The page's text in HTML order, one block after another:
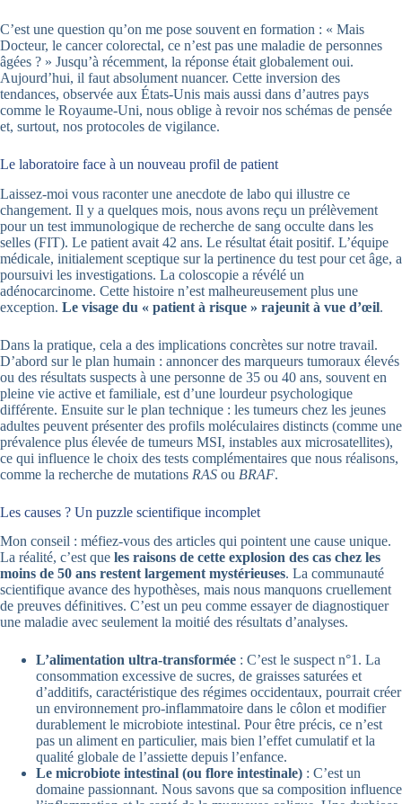
C’est une question qu’on me pose souvent en formation : « Mais
Docteur, le cancer colorectal, ce n’est pas une maladie de personnes
âgées ? » Jusqu’à récemment, la réponse était globalement oui.
Aujourd’hui, il faut absolument nuancer. Cette inversion des
tendances, observée aux États-Unis mais aussi dans d’autres pays
comme le Royaume-Uni, nous oblige à revoir nos schémas de pensée
et, surtout, nos protocoles de vigilance.
Le laboratoire face à un nouveau profil de patient
Laissez-moi vous raconter une anecdote de labo qui illustre ce
changement. Il y a quelques mois, nous avons reçu un prélèvement
pour un test immunologique de recherche de sang occulte dans les
selles (FIT). Le patient avait 42 ans. Le résultat était positif. L’équipe
médicale, initialement sceptique sur la pertinence du test pour cet âge, a
poursuivi les investigations. La coloscopie a révélé un
adénocarcinome. Cette histoire n’est malheureusement plus une
exception. Le visage du « patient à risque » rajeunit à vue d’œil.
Dans la pratique, cela a des implications concrètes sur notre travail.
D’abord sur le plan humain : annoncer des marqueurs tumoraux élevés
ou des résultats suspects à une personne de 35 ou 40 ans, souvent en
pleine vie active et familiale, est d’une lourdeur psychologique
différente. Ensuite sur le plan technique : les tumeurs chez les jeunes
adultes peuvent présenter des profils moléculaires distincts (comme une
prévalence plus élevée de tumeurs MSI, instables aux microsatellites),
ce qui influence le choix des tests complémentaires que nous réalisons,
comme la recherche de mutations RAS ou BRAF.
Les causes ? Un puzzle scientifique incomplet
Mon conseil : méfiez-vous des articles qui pointent une cause unique.
La réalité, c’est que les raisons de cette explosion des cas chez les
moins de 50 ans restent largement mystérieuses. La communauté
scientifique avance des hypothèses, mais nous manquons cruellement
de preuves définitives. C’est un peu comme essayer de diagnostiquer
une maladie avec seulement la moitié des résultats d’analyses.
L’alimentation ultra-transformée : C’est le suspect n°1. La
consommation excessive de sucres, de graisses saturées et
d’additifs, caractéristique des régimes occidentaux, pourrait créer
un environnement pro-inflammatoire dans le côlon et modifier
durablement le microbiote intestinal. Pour être précis, ce n’est
pas un aliment en particulier, mais bien l’effet cumulatif et la
qualité globale de l’assiette depuis l’enfance.
Le microbiote intestinal (ou flore intestinale) : C’est un
domaine passionnant. Nous savons que sa composition influence